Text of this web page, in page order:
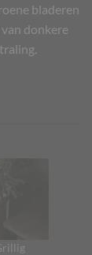
bladeren
donkere